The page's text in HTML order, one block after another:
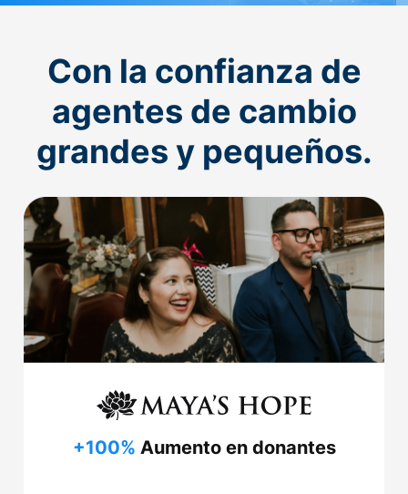
Con la confianza de
agentes de cambio
grandes y pequeños.
+100% Aumento en donantes